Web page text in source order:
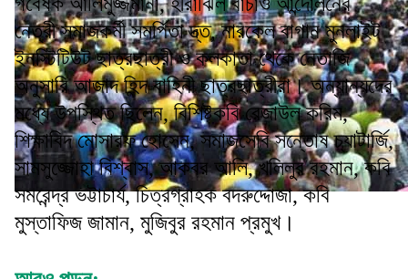
নেত্রী সমাজকর্মী সমর্পিতা দ্ত্ত, নারকেল বাগান মুনলাইট
ইনস্টিটিউট ছাত্রছাত্রী ও কলকাতা থেকে নেতাজি
অনুসারি আজাদ হিন্দ বাহিনী ছাত্রছাত্রীরা। অন্যান্যদের
মধ্যে উপস্থিত ছিলেন, বিশিষ্টকবি রেজাউল করিম,
শিক্ষাবিদ মোসারফ হোসেন, সমাজসেবি সন্তোষ চ্যাটার্জি,
সামসুজ্জোহা বিশ্বাস, আকবর আলি, খলিলুর রহমান, কবি
সমরেন্দ্র ভট্টাচার্য, চিত্রগ্রাহক বদরুদ্দোজা, কবি
মুস্তাফিজ জামান, মুজিবুর রহমান প্রমুখ।